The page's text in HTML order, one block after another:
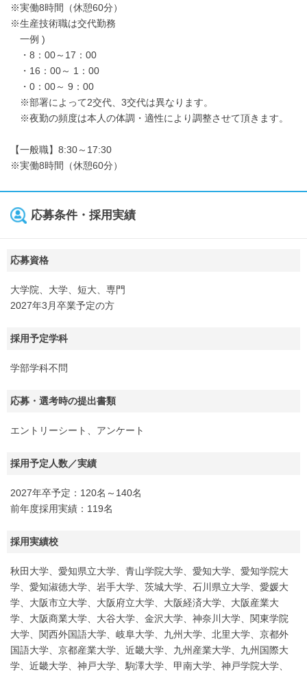
※実働8時間（休憩60分）
※生産技術職は交代勤務
一例 )
・8：00～17：00
・16：00～ 1：00
・0：00～ 9：00
※部署によって2交代、3交代は異なります。
※夜勤の頻度は本人の体調・適性により調整させて頂きます。
【一般職】8:30～17:30
※実働8時間（休憩60分）
応募条件・採用実績
応募資格
大学院、大学、短大、専門
2027年3月卒業予定の方
採用予定学科
学部学科不問
応募・選考時の提出書類
エントリーシート、アンケート
採用予定人数／実績
2027年卒予定：120名～140名
前年度採用実績：119名
採用実績校
秋田大学、愛知県立大学、青山学院大学、愛知大学、愛知学院大
学、愛知淑徳大学、岩手大学、茨城大学、石川県立大学、愛媛大
学、大阪市立大学、大阪府立大学、大阪経済大学、大阪産業大
学、大阪商業大学、大谷大学、金沢大学、神奈川大学、関東学院
大学、関西外国語大学、岐阜大学、九州大学、北里大学、京都外
国語大学、京都産業大学、近畿大学、九州産業大学、九州国際大
学、近畿大学、神戸大学、駒澤大学、甲南大学、神戸学院大学、